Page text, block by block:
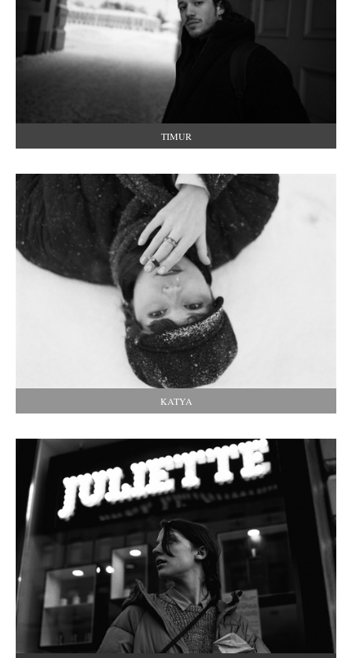
TIMUR
KATYA